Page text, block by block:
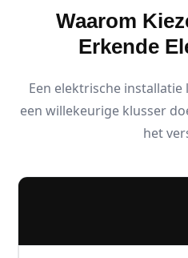
Waarom
Erkende
Een elektrische
een willekeurige klusser
het